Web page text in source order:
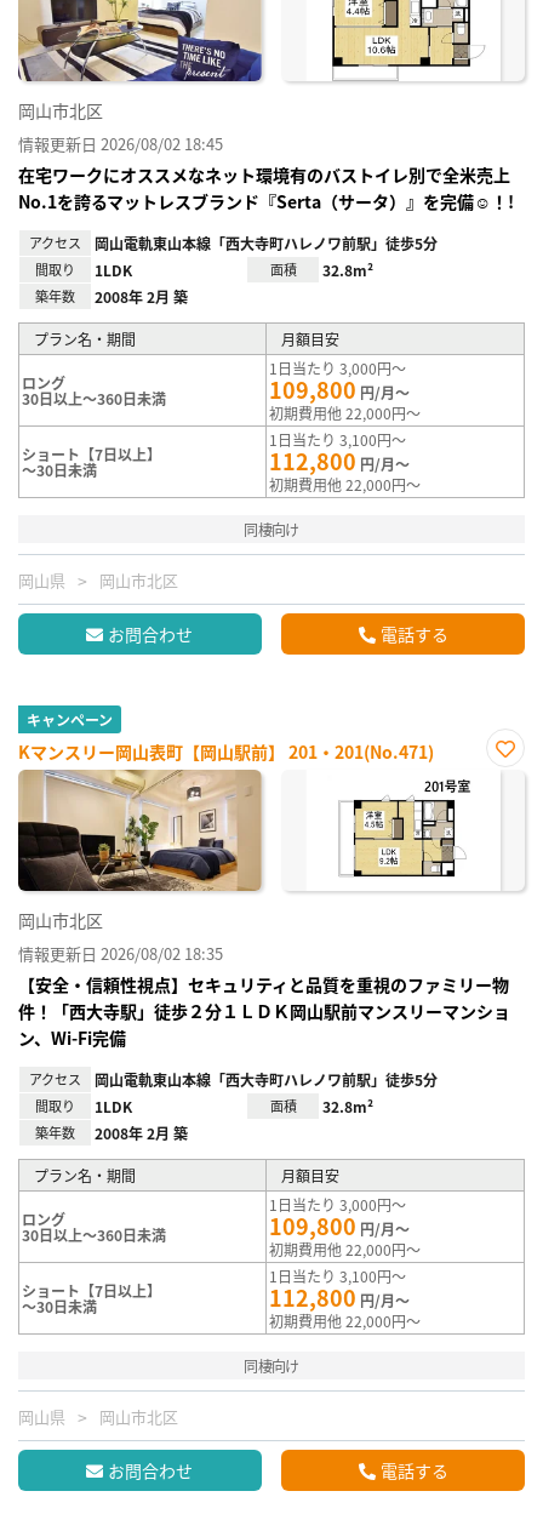
岡山市北区
情報更新日 2026/08/02 18:45
在宅ワークにオススメなネット環境有のバストイレ別で全米売上
No.1を誇るマットレスブランド『Serta（サータ）』を完備☺！!
アクセス 岡山電軌東山本線「西大寺町ハレノワ前駅」徒歩5分
間取り 1LDK 面積 32.8m²
築年数 2008年 2月 築
プラン名・期間 月額目安
ロング
30日以上～360日未満
1日当たり 3,000円～
109,800 円/月～
初期費用他 22,000円～
ショート【7日以上】
～30日未満
1日当たり 3,100円～
112,800 円/月～
初期費用他 22,000円～
同棲向け
岡山県 岡山市北区
お問合わせ 電話する
キャンペーン
Kマンスリー岡山表町【岡山駅前】 201・201(No.471)
お気
岡山市北区
情報更新日 2026/08/02 18:35
【安全・信頼性視点】セキュリティと品質を重視のファミリー物
件！「西大寺駅」徒歩２分１ＬＤＫ岡山駅前マンスリーマンショ
ン、Wi-Fi完備
アクセス 岡山電軌東山本線「西大寺町ハレノワ前駅」徒歩5分
間取り 1LDK 面積 32.8m²
築年数 2008年 2月 築
プラン名・期間 月額目安
ロング
30日以上～360日未満
1日当たり 3,000円～
109,800 円/月～
初期費用他 22,000円～
ショート【7日以上】
～30日未満
1日当たり 3,100円～
112,800 円/月～
初期費用他 22,000円～
同棲向け
岡山県 岡山市北区
お問合わせ 電話する